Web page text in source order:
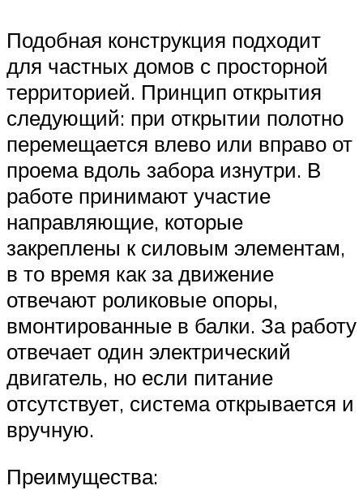
Подобная конструкция подходит
для частных домов с просторной
территорией. Принцип открытия
следующий: при открытии полотно
перемещается влево или вправо от
проема вдоль забора изнутри. В
работе принимают участие
направляющие, которые
закреплены к силовым элементам,
в то время как за движение
отвечают роликовые опоры,
вмонтированные в балки. За работу
отвечает один электрический
двигатель, но если питание
отсутствует, система открывается и
вручную.
Преимущества: